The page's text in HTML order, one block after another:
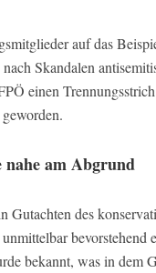
auf das
Skandalen
einen
am Abgrund
des
bevorstehend
bekannt, was in dem